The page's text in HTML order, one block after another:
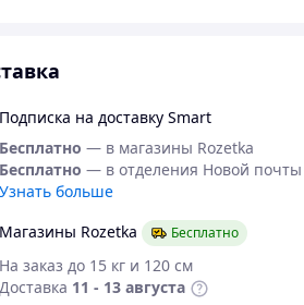
на доставку Smart
— в магазины Rozetka
— в отделения Новой почты
больше
Rozetka
Бесплатно
заказ до 15 кг и 120 см
11 - 13 августа